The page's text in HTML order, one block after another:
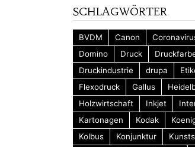
SCHLAGWÖRTER
BVDM Canon
Domino
Druck
Druckindustrie
drupa
Flexodruck
Gallus
Holzwirtschaft
Inkjet
Kartonagen
Kodak
Kolbus
Konjunktur